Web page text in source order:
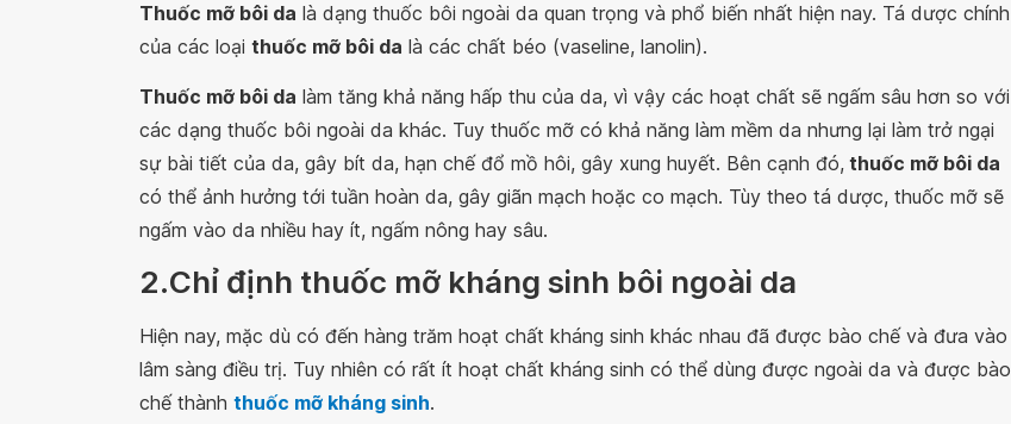
Thuốc mỡ bôi da là dạng thuốc bôi ngoài da quan trọng và phổ biến nhất hiện nay. Tá dược chính
của các loại thuốc mỡ bôi da là các chất béo (vaseline, lanolin).
Thuốc mỡ bôi da làm tăng khả năng hấp thu của da, vì vậy các hoạt chất sẽ ngấm sâu hơn so với
các dạng thuốc bôi ngoài da khác. Tuy thuốc mỡ có khả năng làm mềm da nhưng lại làm trở ngại
sự bài tiết của da, gây bít da, hạn chế đổ mồ hôi, gây xung huyết. Bên cạnh đó, thuốc mỡ bôi da
có thể ảnh hưởng tới tuần hoàn da, gây giãn mạch hoặc co mạch. Tùy theo tá dược, thuốc mỡ sẽ
ngấm vào da nhiều hay ít, ngấm nông hay sâu.
2.Chỉ định thuốc mỡ kháng sinh bôi ngoài da
Hiện nay, mặc dù có đến hàng trăm hoạt chất kháng sinh khác nhau đã được bào chế và đưa vào
lâm sàng điều trị. Tuy nhiên có rất ít hoạt chất kháng sinh có thể dùng được ngoài da và được bào
chế thành thuốc mỡ kháng sinh.